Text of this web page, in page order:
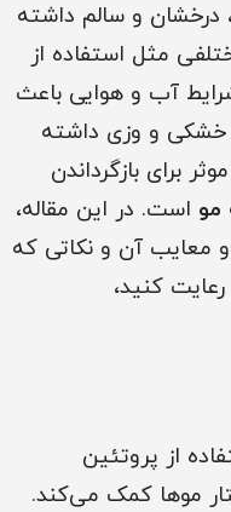
درخشان و سالم داشته
مثل استفاده از
آب و هوایی باعث
خشکی و وزی داشته
برای بازگرداندن
مو است. در این مقاله،
و معایب آن و نکاتی که
کنید،
از پروتئین
موها کمک می‌کند.